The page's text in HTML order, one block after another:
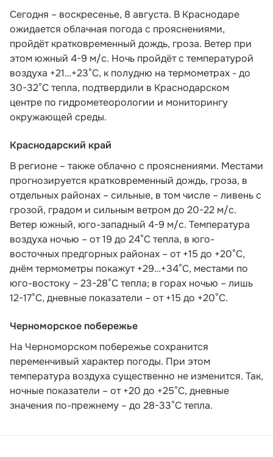
Сегодня – воскресенье, 8 августа. В Краснодаре
ожидается облачная погода с прояснениями,
пройдёт кратковременный дождь, гроза. Ветер при
этом южный 4-9 м/с. Ночь пройдёт с температурой
воздуха +21…+23°С, к полудню на термометрах - до
30-32°С тепла, подтвердили в Краснодарском
центре по гидрометеорологии и мониторингу
окружающей среды.
Краснодарский край
В регионе – также облачно с прояснениями. Местами
прогнозируется кратковременный дождь, гроза, в
отдельных районах – сильные, в том числе – ливень с
грозой, градом и сильным ветром до 20-22 м/с.
Ветер южный, юго-западный 4-9 м/с. Температура
воздуха ночью – от 19 до 24°С тепла, в юго-
восточных предгорных районах – от +15 до +20°С,
днём термометры покажут +29…+34°С, местами по
юго-востоку – 23-28°С тепла; в горах ночью – лишь
12-17°С, дневные показатели – от +15 до +20°С.
Черноморское побережье
На Черноморском побережье сохранится
переменчивый характер погоды. При этом
температура воздуха существенно не изменится. Так,
ночные показатели – от +20 до +25°С, дневные
значения по-прежнему – до 28-33°С тепла.